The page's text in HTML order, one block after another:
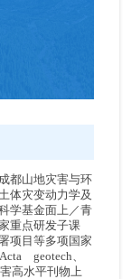
都山地灾害与环
体灾变动力学及
学基金面上／青
重点研发子课
项目等多项国家
geotech、
高水平刊物上